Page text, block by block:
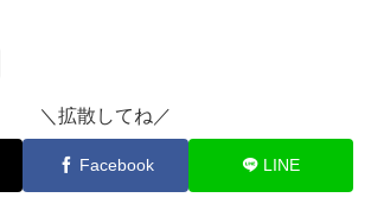
＼拡散してね／
Facebook LINE